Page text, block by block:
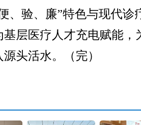
、验、廉”特色与现代诊
基层医疗人才充电赋能，
头活水。（完）